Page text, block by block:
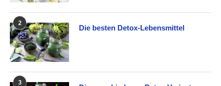
2
Die besten Detox-Lebensmittel
3